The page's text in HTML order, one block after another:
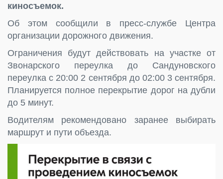
киносъемок.
Об этом сообщили в пресс-службе Центра
организации дорожного движения.
Ограничения будут действовать на участке от
Звонарского переулка до Сандуновского
переулка с 20:00 2 сентября до 02:00 3 сентября.
Планируется полное перекрытие дорог на дубли
до 5 минут.
Водителям рекомендовано заранее выбирать
маршрут и пути объезда.